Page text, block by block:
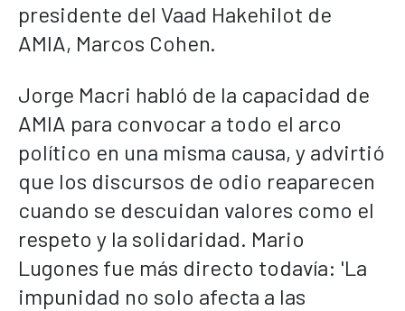
presidente del Vaad Hakehilot de
AMIA, Marcos Cohen.
Jorge Macri habló de la capacidad de
AMIA para convocar a todo el arco
político en una misma causa, y advirtió
que los discursos de odio reaparecen
cuando se descuidan valores como el
respeto y la solidaridad. Mario
Lugones fue más directo todavía: 'La
impunidad no solo afecta a las